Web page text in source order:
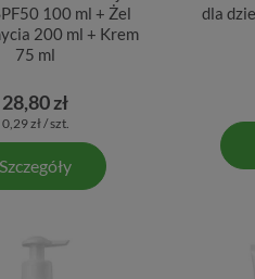
100 ml + Żel
200 ml + Krem
75 ml
28,80 zł
0,29 zł / szt.
Szczegóły
dla